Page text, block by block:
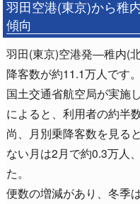
羽田空港(東京)から稚
傾向
羽田(東京)空港発―稚内(
降客数が約11.1万人です。
国土交通省航空局が実施
によると、利用者の約半
尚、月別乗降客数を見る
ない月は2月で約0.3万人
た。
便数の増減があり、冬季